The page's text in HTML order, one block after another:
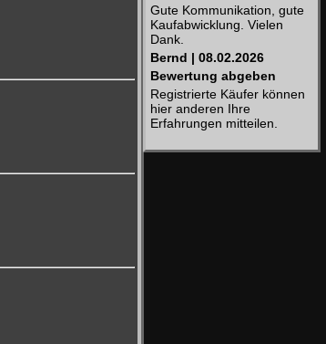
Gute Kommunikation, gute
Kaufabwicklung. Vielen
Dank.
Bernd | 08.02.2026
Bewertung abgeben
Registrierte Käufer können
hier anderen Ihre
Erfahrungen mitteilen.